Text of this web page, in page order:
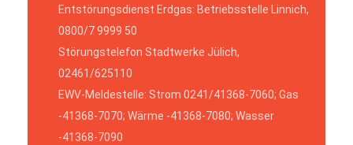
Entstörungsdienst Erdgas: Betriebsstelle Linnich,
0800/7 9999 50
Störungstelefon Stadtwerke Jülich,
02461/625110
EWV-Meldestelle: Strom 0241/41368-7060; Gas
-41368-7070; Wärme -41368-7080; Wasser
-41368-7090